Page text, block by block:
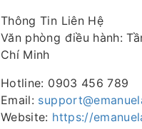
Thông Tin Liên Hệ
Văn phòng điều hành:
Chí Minh
Hotline: 0903 456 789
Email:
Website: https://